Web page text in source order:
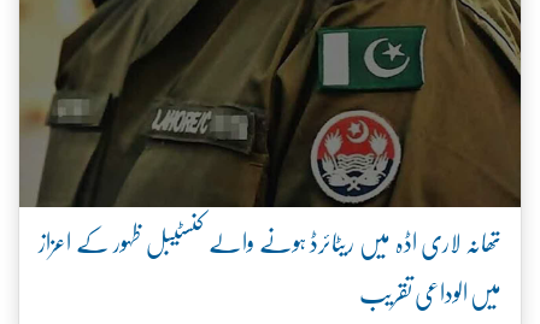
تھانہ لاری اڈہ میں ریٹائرڈ ہونے والے کنسٹیبل ظہور کے اعزاز
میں الوداعی تقریب